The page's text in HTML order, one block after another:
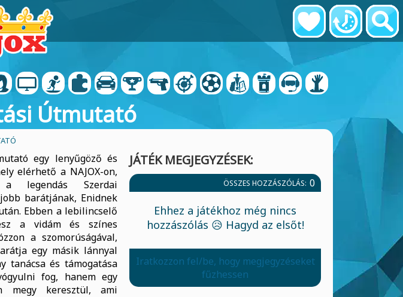
Útmutató
egy lenyűgöző és
elérhető a NAJOX-on,
a legendás Szerdai
barátjának, Enidnek
Ebben a lebilincselő
a vidám és színes
a szomorúságával,
egy másik lánnyal
tanácsa és támogatása
fog, hanem egy
megy keresztül, ami
JÁTÉK MEGJEGYZÉSEK:
ÖSSZES HOZZÁSZÓLÁS: 0
Ehhez a játékhoz még nincs
hozzászólás 😥 Hagyd az elsőt!
Iratkozzon fel/be, hogy megjegyzéseket
fűzhessen